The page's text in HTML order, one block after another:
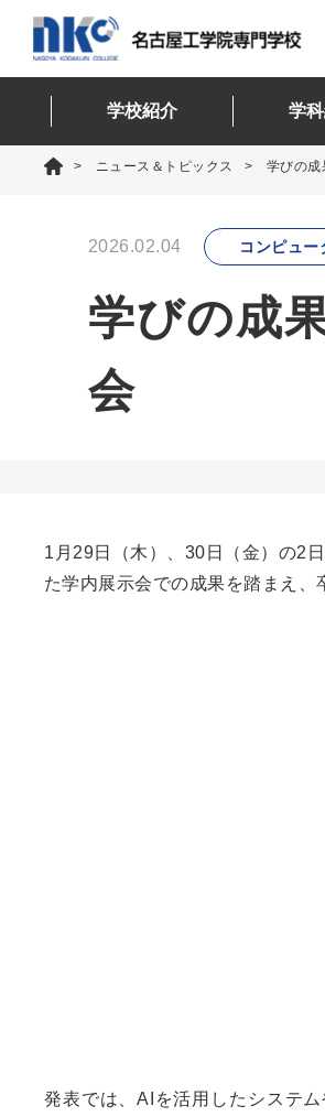
学校紹介 学
ニュース＆トピックス 学びの成
2026.02.04 コンピュー
学びの成
会
1月29日（木）、30日（金）の2
た学内展示会での成果を踏まえ、
発表では、AIを活用したシステ